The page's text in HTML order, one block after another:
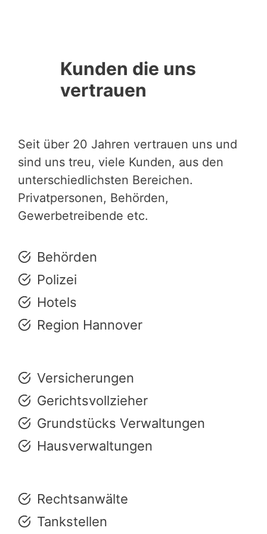
Kunden die uns
vertrauen
Seit über 20 Jahren vertrauen uns und
sind uns treu, viele Kunden, aus den
unterschiedlichsten Bereichen.
Privatpersonen, Behörden,
Gewerbetreibende etc.
Behörden
Polizei
Hotels
Region Hannover
Versicherungen
Gerichtsvollzieher
Grundstücks Verwaltungen
Hausverwaltungen
Rechtsanwälte
Tankstellen